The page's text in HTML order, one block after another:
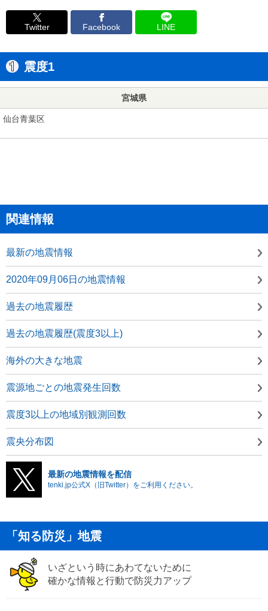
Twitter Facebook LINE
震度1
宮城県
仙台青葉区
関連情報
最新の地震情報
2020年09月06日の地震情報
過去の地震履歴
過去の地震履歴(震度3以上)
海外の大きな地震
震源地ごとの地震発生回数
震度3以上の地域別観測回数
震央分布図
最新の地震情報を配信
tenki.jp公式X（旧Twitter）をご利用ください。
「知る防災」地震
いざという時にあわてないために
確かな情報と行動で防災力アップ